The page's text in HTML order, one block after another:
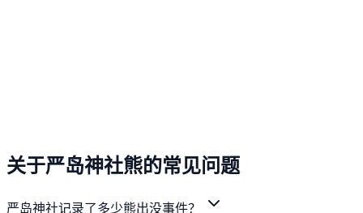
关于严岛神社熊的常见问题
严岛神社记录了多少熊出没事件？